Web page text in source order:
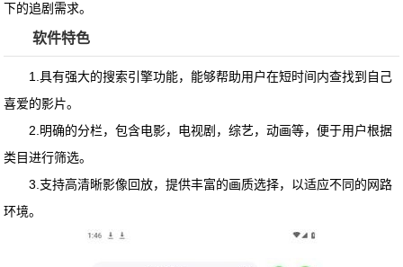
下的追剧需求。
软件特色
1.具有强大的搜索引擎功能，能够帮助用户在短时间内查找到自己
喜爱的影片。
2.明确的分栏，包含电影，电视剧，综艺，动画等，便于用户根据
类目进行筛选。
3.支持高清晰影像回放，提供丰富的画质选择，以适应不同的网路
环境。